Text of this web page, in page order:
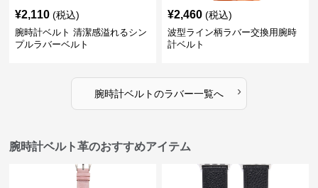
¥2,110 (税込)
腕時計ベルト 清潔感溢れるシン
プルラバーベルト
¥2,460 (税込)
波型ライン柄ラバー交換用腕時
計ベルト
腕時計ベルトのラバー一覧へ ›
腕時計ベルト革のおすすめアイテム